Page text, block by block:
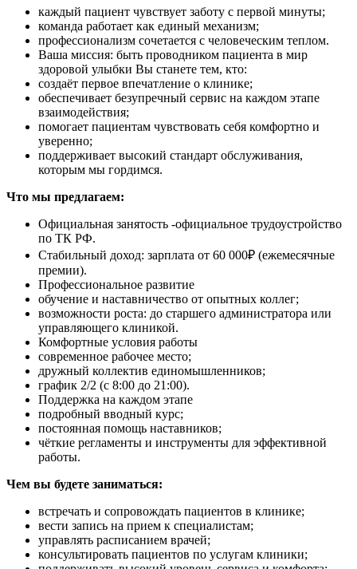
каждый пациент чувствует заботу с первой минуты;
команда работает как единый механизм;
профессионализм сочетается с человеческим теплом.
Ваша миссия: быть проводником пациента в мир
здоровой улыбки Вы станете тем, кто:
создаёт первое впечатление о клинике;
обеспечивает безупречный сервис на каждом этапе
взаимодействия;
помогает пациентам чувствовать себя комфортно и
уверенно;
поддерживает высокий стандарт обслуживания,
которым мы гордимся.
Что мы предлагаем:
Официальная занятость -официальное трудоустройство
по ТК РФ.
Стабильный доход: зарплата от 60 000₽ (ежемесячные
премии).
Профессиональное развитие
обучение и наставничество от опытных коллег;
возможности роста: до старшего администратора или
управляющего клиникой.
Комфортные условия работы
современное рабочее место;
дружный коллектив единомышленников;
график 2/2 (с 8:00 до 21:00).
Поддержка на каждом этапе
подробный вводный курс;
постоянная помощь наставников;
чёткие регламенты и инструменты для эффективной
работы.
Чем вы будете заниматься:
встречать и сопровождать пациентов в клинике;
вести запись на прием к специалистам;
управлять расписанием врачей;
консультировать пациентов по услугам клиники;